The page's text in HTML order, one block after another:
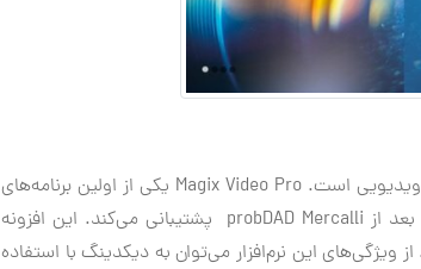
Magix Video Pro یکی دیگر از ابزارهای حرفه‌ای ویرایش فایل‌های ویدیویی است. Magix Video Pro یکی از اولین برنامه‌های
ویرایش فایل‌های ویدیویی است که به‌طور کامل از نسخه 4 به بعد از probDAD Mercalli پشتیبانی می‌کند. این افزونه
ویژگی‌های این نرم‌افزار می‌توان به دیکدینگ با استفاده